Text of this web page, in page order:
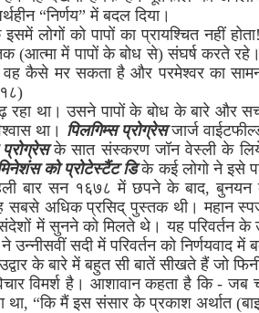
“निर्णय” में बदल दिया।
लोगों को पापों का प्रायश्चित नहीं
(आत्मा में पापों के बोध से) संघर्ष करते
कैसे मर सकता है और परमेश्वर का
रहा था। उसने पापों के बोध के बारे और
था। पिलगिम्स प्रोग्रेसजार्ज
के सात संस्करण जॉन वेस्ली के लिये
को प्रोटेस्टैंट डिके कई लोगो ने इसे
बार सन १६७८ में छपने के बाद,
सबसे अधिक प्रसिद् पुस्तक थी। महान
में सुनने को मिलते थे। यह परिवर्तन
सदी में परिवर्तन को निर्णयवाद में
के बारे में बहुत सी बातें सीखते हैं जो
विमर्श है। आशावान कहता है कि - जब
था, “कि मैं इस संसार के प्रकाश अर्थात